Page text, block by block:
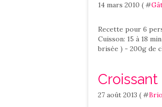
14 mars 2010 ( #
Recette pour 6
Cuisson: 15 à 18
brisée ) - 200g de
27 août 2013 ( #